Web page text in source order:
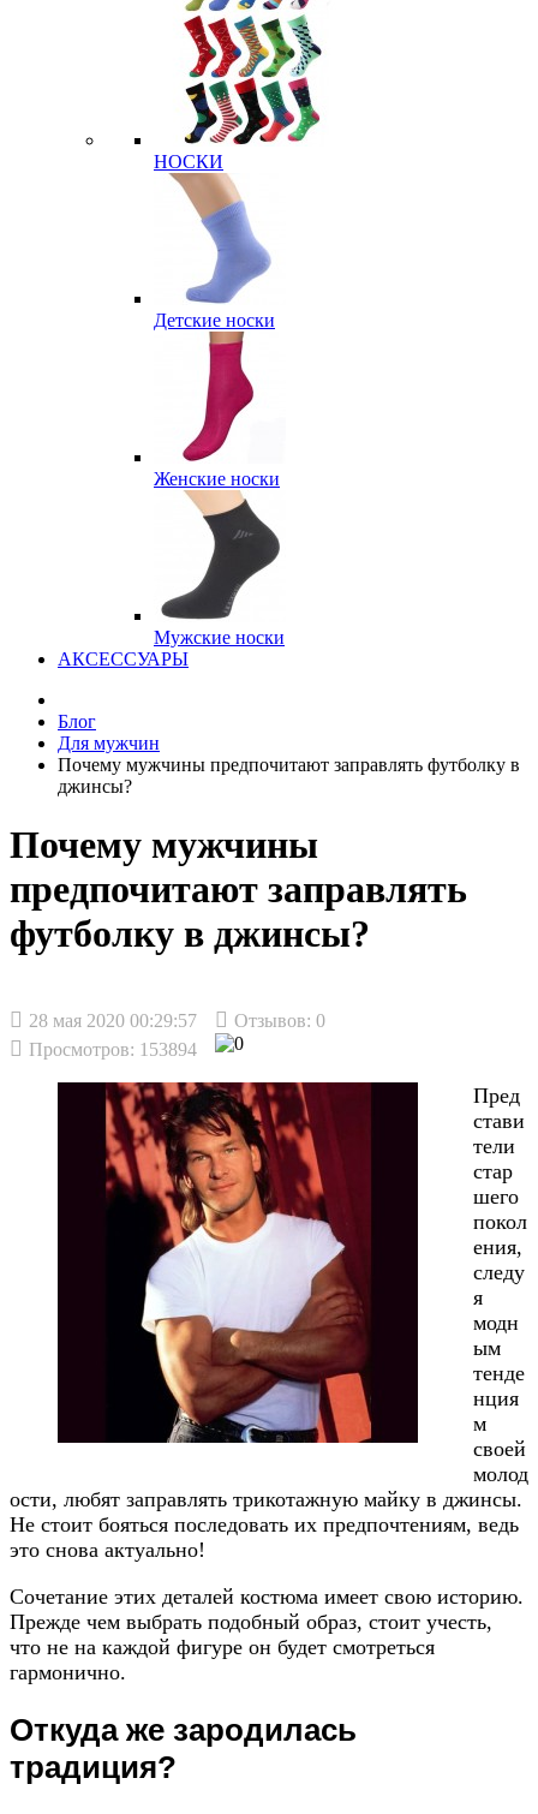
НОСКИ
Детские носки
Женские носки
Мужские носки
АКСЕССУАРЫ
Блог
Для мужчин
Почему мужчины предпочитают заправлять футболку в
джинсы?
Почему мужчины
предпочитают заправлять
футболку в джинсы?
28 мая 2020 00:29:57 Отзывов: 0
Просмотров: 153894
Пред
стави
тели
стар
шего
покол
ения,
следу
я
модн
ым
тенде
нция
м
своей
молод
ости, любят заправлять трикотажную майку в джинсы.
Не стоит бояться последовать их предпочтениям, ведь
это снова актуально!
Сочетание этих деталей костюма имеет свою историю.
Прежде чем выбрать подобный образ, стоит учесть,
что не на каждой фигуре он будет смотреться
гармонично.
Откуда же зародилась
традиция?